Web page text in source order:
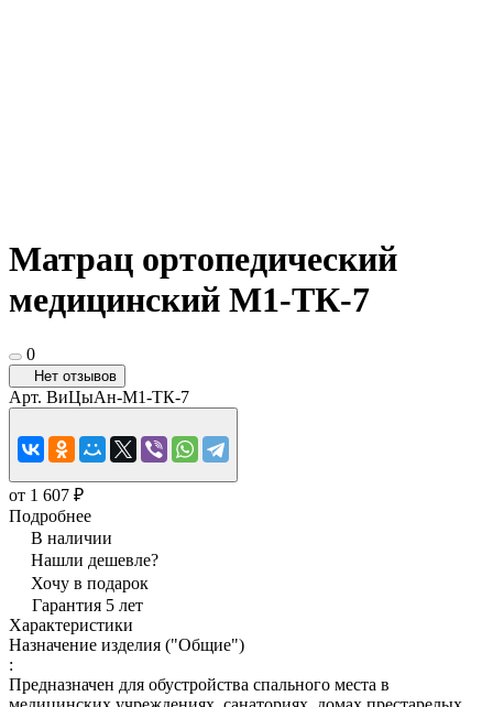
Матрац ортопедический
медицинский М1-ТК-7
0
Нет отзывов
Арт. ВиЦыАн-М1-ТК-7
от 1 607 ₽
Подробнее
В наличии
Нашли дешевле?
Хочу в подарок
Гарантия 5 лет
Характеристики
Назначение изделия ("Общие")
:
Предназначен для обустройства спального места в